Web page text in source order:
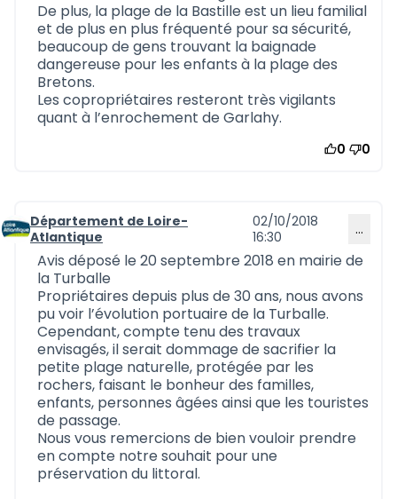
De plus, la plage de la Bastille est un lieu familial
et de plus en plus fréquenté pour sa sécurité,
beaucoup de gens trouvant la baignade
dangereuse pour les enfants à la plage des
Bretons.
Les copropriétaires resteront très vigilants
quant à l’enrochement de Garlahy.
0 0
Commentaire 571
Département de Loire-
Atlantique
02/10/2018
16:30
…
Avis déposé le 20 septembre 2018 en mairie de
la Turballe
Propriétaires depuis plus de 30 ans, nous avons
pu voir l’évolution portuaire de la Turballe.
Cependant, compte tenu des travaux
envisagés, il serait dommage de sacrifier la
petite plage naturelle, protégée par les
rochers, faisant le bonheur des familles,
enfants, personnes âgées ainsi que les touristes
de passage.
Nous vous remercions de bien vouloir prendre
en compte notre souhait pour une
préservation du littoral.